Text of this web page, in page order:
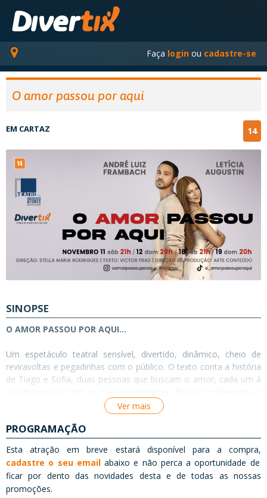
Faça login ou cadastre-se
O amor passou por aqui
EM CARTAZ 14
SINOPSE
O AMOR PASSOU POR AQUI...
Um espetáculo teatral sensível, divertido, dinâmico, cheio de
reviravoltas e pegadinhas com o público. O texto conta a história
de Tiago e Sofia, duas pessoas que buscam o amor, cada um à
acaso, quando suas vidas estão em momentos completamente
FICHA TÉCNICA
Texto: Victor Frad
Direção: Stella Maria Rodrigues
Elenco: Letícia Augustin e André Luiz Frambach
Ver mais
PROGRAMAÇÃO
Esta atração em breve estará disponível para a compra,
cadastre o seu emailabaixo e não perca a oportunidade de
ficar por dento das novidades desta e de todas as nossas
promoções.